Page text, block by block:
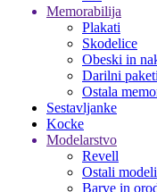
Memorabilija
Plakati
Skodelice
Obeski in
Darilni paketi
Ostala
Sestavljanke
Kocke
Modelarstvo
Revell
Ostali modeli
Barve in